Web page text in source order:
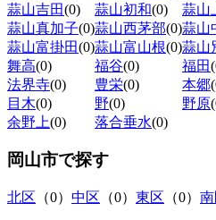
蒜山吉田(0) 蒜山初和(0) 蒜山
蒜山真加子(0)蒜山西茅部(0)蒜山
蒜山富掛田(0)蒜山富山根(0)蒜山
舞高(0) 福谷(0) 福田
法界寺(0) 豊栄(0) 本郷
目木(0) 野(0) 野原
余野上(0) 落合垂水(0)
岡山市で探す
北区 （0） 中区 （0） 東区 （0）